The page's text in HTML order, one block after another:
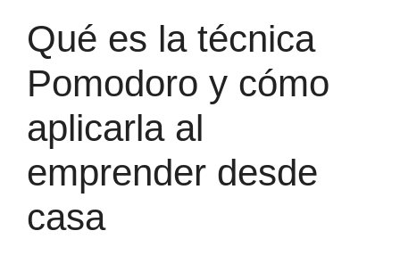
Qué es la técnica
Pomodoro y cómo
aplicarla al
emprender desde
casa